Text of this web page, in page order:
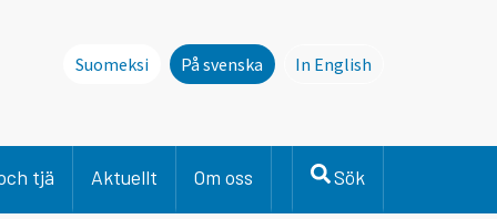
Suomeksi På svenska
In English
tjä Aktuellt Om oss Sök